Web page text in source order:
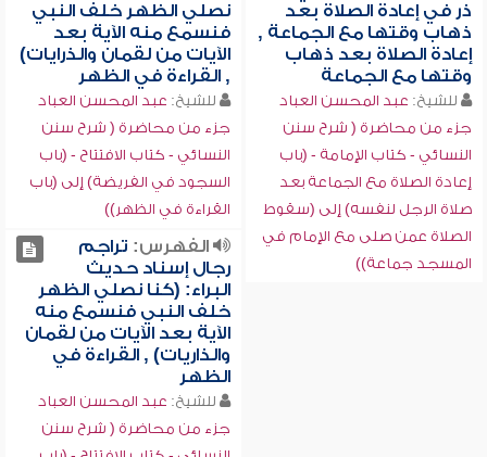
ذر في إعادة الصلاة بعد
ذهاب وقتها مع الجماعة ,
إعادة الصلاة بعد ذهاب
وقتها مع الجماعة
للشيخ: عبد المحسن العباد
جزء من محاضرة ( شرح سنن
النسائي - كتاب الإمامة - (باب
إعادة الصلاة مع الجماعة بعد
صلاة الرجل لنفسه) إلى (سقوط
الصلاة عمن صلى مع الإمام في
المسجد جماعة))
نصلي الظهر خلف النبي
فنسمع منه الآية بعد
الآيات من لقمان والذرايات)
, القراءة في الظهر
للشيخ: عبد المحسن العباد
جزء من محاضرة ( شرح سنن
النسائي - كتاب الافتتاح - (باب
السجود في الفريضة) إلى (باب
القراءة في الظهر))
الفهرس: تراجم
رجال إسناد حديث
البراء: (كنا نصلي الظهر
خلف النبي فنسمع منه
الآية بعد الآيات من لقمان
والذاريات) , القراءة في
الظهر
للشيخ: عبد المحسن العباد
جزء من محاضرة ( شرح سنن